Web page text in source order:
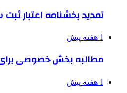
تمدید بخشنامه اعتبار ثبت
1 هفته پیش
مطالبه بخش خصوصی برای
1 هفته پیش